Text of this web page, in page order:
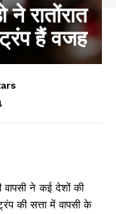
रातोंरात
हैं वजह
वापसी ने कई देशों की
की सत्ता में वापसी के